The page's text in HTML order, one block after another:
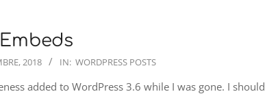
2018 IN: WORDPRESS POSTS
added to WordPress 3.6 while I was gone. I should